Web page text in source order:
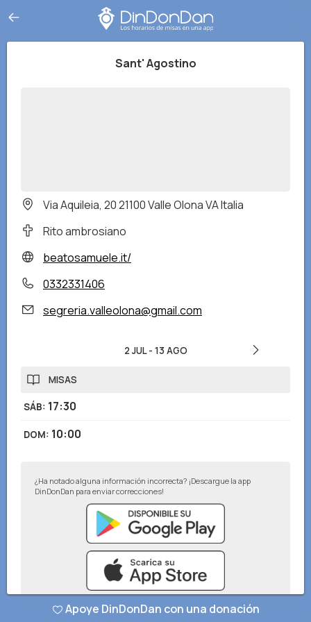
Sant' Agostino
Via Aquileia, 20 21100 Valle Olona VA Italia
Rito ambrosiano
beatosamuele.it/
0332331406
segreria.valleolona@gmail.com
2 JUL- 13 AGO
MISAS
SÁB: 17:30
DOM: 10:00
¿Ha notado alguna información incorrecta? ¡Descargue la app
DinDonDan para enviar correcciones!
Apoye DinDonDan con una donación